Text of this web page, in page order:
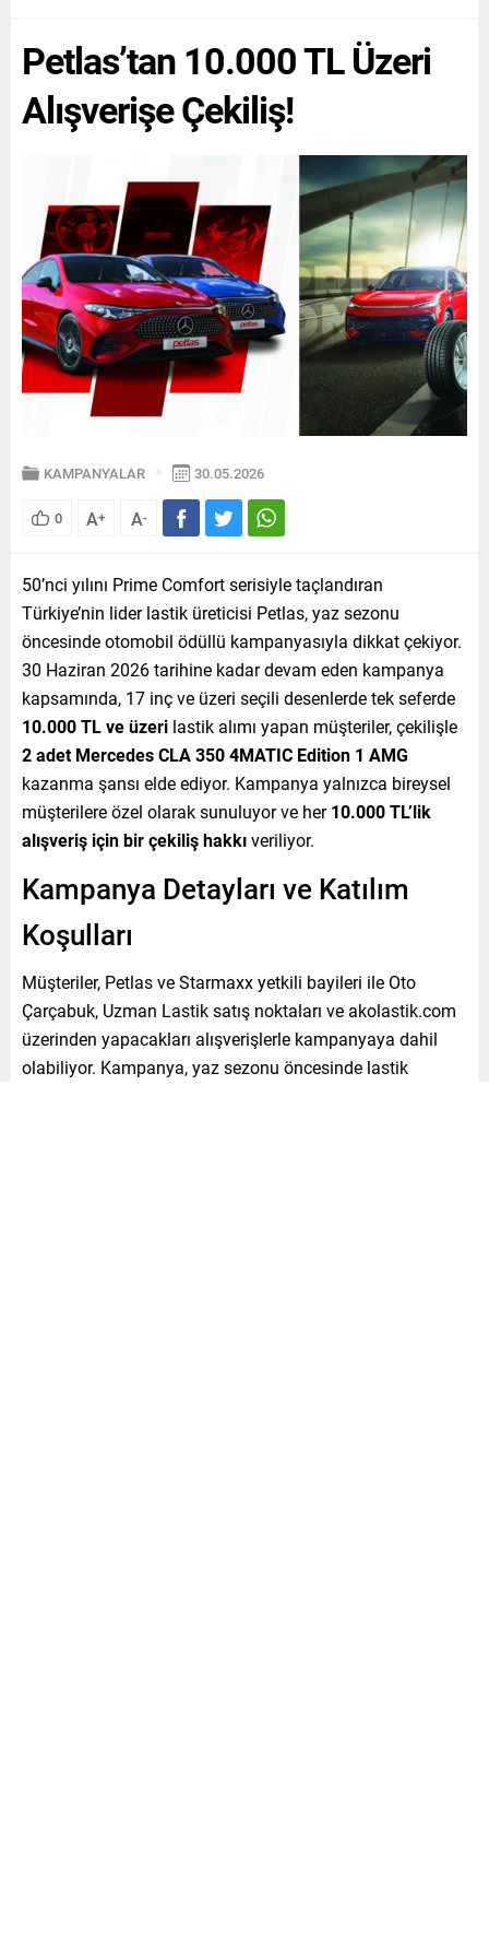
ihracatının ise %74’ünü
karşıladı. Aynı...
Petlas’tan 10.000 TL Üzeri
Alışverişe Çekiliş!
KAMPANYALAR 30.05.2026
0 A+ A-
50’nci yılını Prime Comfort serisiyle taçlandıran
Türkiye’nin lider lastik üreticisi Petlas, yaz sezonu
öncesinde otomobil ödüllü kampanyasıyla dikkat çekiyor.
30 Haziran 2026 tarihine kadar devam eden kampanya
kapsamında, 17 inç ve üzeri seçili desenlerde tek seferde
10.000 TL ve üzeri lastik alımı yapan müşteriler, çekilişle
2 adet Mercedes CLA 350 4MATIC Edition 1 AMG
kazanma şansı elde ediyor. Kampanya yalnızca bireysel
müşterilere özel olarak sunuluyor ve her10.000 TL’lik
alışveriş için bir çekiliş hakkıveriliyor.
Kampanya Detayları ve Katılım
Koşulları
Müşteriler, Petlas ve Starmaxx yetkili bayileri ile Oto
Çarçabuk, Uzman Lastik satış noktaları ve akolastik.com
üzerinden yapacakları alışverişlerle kampanyaya dahil
olabiliyor. Kampanya, yaz sezonu öncesinde lastik